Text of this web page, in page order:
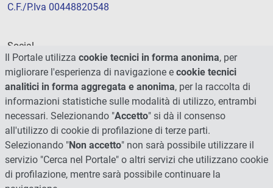
C.F./P.Iva 00448820548
Social
Il Portale utilizza cookie tecnici in forma anonima, per
migliorare l'esperienza di navigazione e cookie tecnici
analitici in forma aggregata e anonima, per la raccolta di
informazioni statistiche sulle modalità di utilizzo, entrambi
necessari. Selezionando "Accetto" si dà il consenso
all'utilizzo di cookie di profilazione di terze parti.
Selezionando "Non accetto" non sarà possibile utilizzare il
servizio "Cerca nel Portale" o altri servizi che utilizzano cookie
di profilazione, mentre sarà possibile continuare la